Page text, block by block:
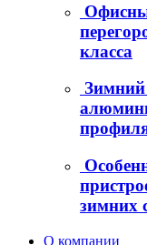
класса
Зимний
зимних
О компании